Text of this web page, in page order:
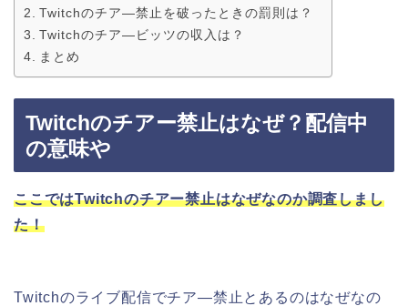
Twitchのチア―禁止を破ったときの罰則は？
Twitchのチア―ビッツの収入は？
まとめ
Twitchのチアー禁止はなぜ？配信中
の意味や
ここではTwitchのチアー禁止はなぜなのか調査しまし
た！
Twitchのライブ配信でチア―禁止とあるのはなぜなの